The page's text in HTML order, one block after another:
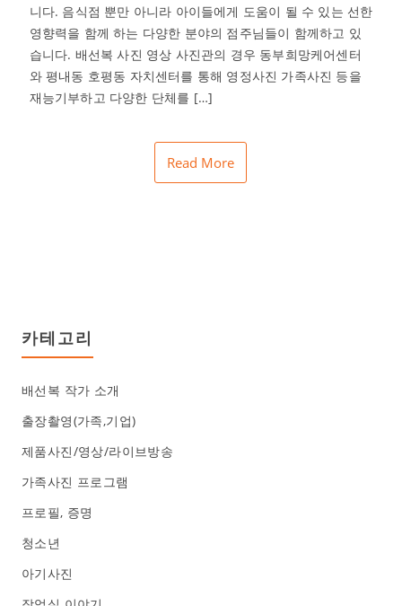
니다. 음식점 뿐만 아니라 아이들에게 도움이 될 수 있는 선한
영향력을 함께 하는 다양한 분야의 점주님들이 함께하고 있
습니다. 배선복 사진 영상 사진관의 경우 동부희망케어센터
와 평내동 호평동 자치센터를 통해 영정사진 가족사진 등을
재능기부하고 다양한 단체를 […]
Read More
카테고리
배선복 작가 소개
출장촬영(가족,기업)
제품사진/영상/라이브방송
가족사진 프로그램
프로필, 증명
청소년
아기사진